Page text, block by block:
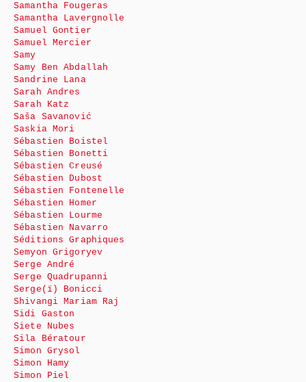
Samantha Fougeras
Samantha Lavergnolle
Samuel Gontier
Samuel Mercier
Samy
Samy Ben Abdallah
Sandrine Lana
Sarah Andres
Sarah Katz
Saša Savanović
Saskia Mori
Sébastien Boistel
Sébastien Bonetti
Sébastien Creusé
Sébastien Dubost
Sébastien Fontenelle
Sébastien Homer
Sébastien Lourme
Sébastien Navarro
Séditions Graphiques
Semyon Grigoryev
Serge André
Serge Quadrupanni
Serge(ï) Bonicci
Shivangi Mariam Raj
Sidi Gaston
Siete Nubes
Sila Bératour
Simon Grysol
Simon Hamy
Simon Piel